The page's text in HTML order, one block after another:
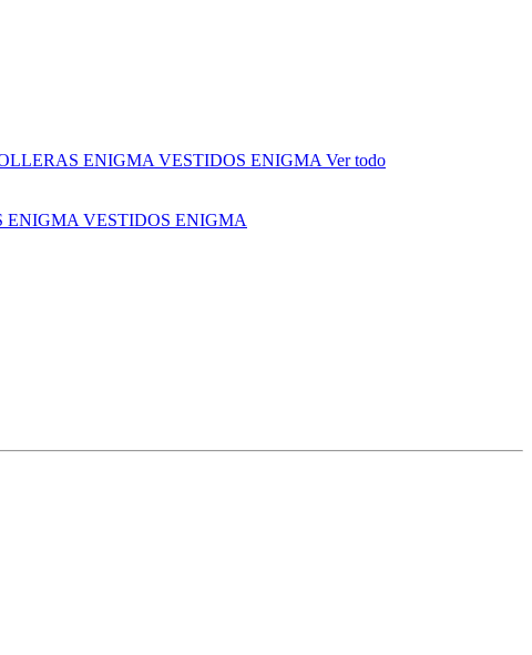
ENIGMA VESTIDOS ENIGMA Ver todo
ENIGMA VESTIDOS ENIGMA